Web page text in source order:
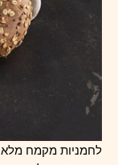
לחמניות מקמח מלא